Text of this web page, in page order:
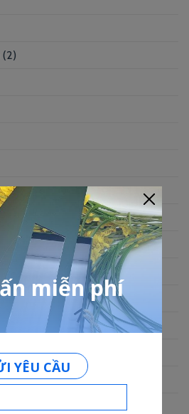
(2)
Mác
(9)
Khen(3)